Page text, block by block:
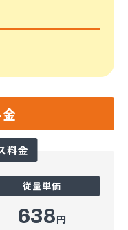
料金
従量単価
638円